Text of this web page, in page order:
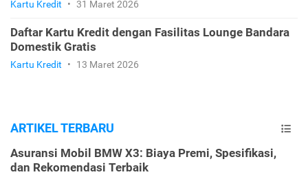
Kartu Kredit • 31 Maret 2026
Daftar Kartu Kredit dengan Fasilitas Lounge Bandara
Domestik Gratis
Kartu Kredit • 13 Maret 2026
ARTIKEL TERBARU
Asuransi Mobil BMW X3: Biaya Premi, Spesifikasi,
dan Rekomendasi Terbaik